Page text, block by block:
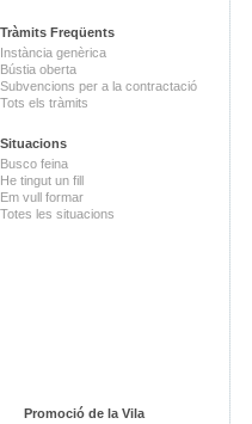
Tràmits Freqüents
Instància genèrica
Bústia oberta
Subvencions per a la contractació
Tots els tràmits
Situacions
Busco feina
He tingut un fill
Em vull formar
Totes les situacions
Promoció de la Vila